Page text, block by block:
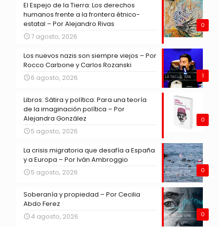
0
El Espejo de la Tierra: Los derechos
humanos frente a la frontera étnico-
estatal – Por Alejandro Rivas
7 agosto, 2026
1
Los nuevos nazis son siempre viejos – Por
Rocco Carbone y Carlos Rozanski
6 agosto, 2026
0
Libros: Sátira y política: Para una teoría
de la imaginación política – Por
Alejandra González
5 agosto, 2026
0
La crisis migratoria que desafía a España
y a Europa – Por Iván Ambroggio
5 agosto, 2026
0
Soberanía y propiedad – Por Cecilia
Abdo Ferez
4 agosto, 2026